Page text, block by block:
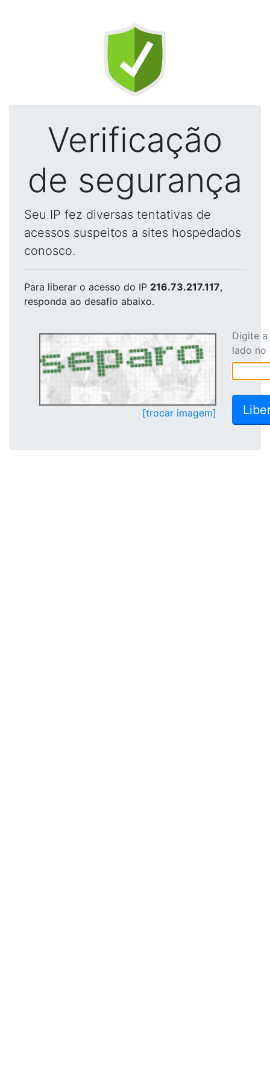
Verificação
de segurança
Seu IP fez diversas tentativas de
acessos suspeitos a sites hospedados
conosco.
Para liberar o acesso do IP 216.73.217.117,
responda ao desafio abaixo.
[trocar imagem]
Digite
lado no